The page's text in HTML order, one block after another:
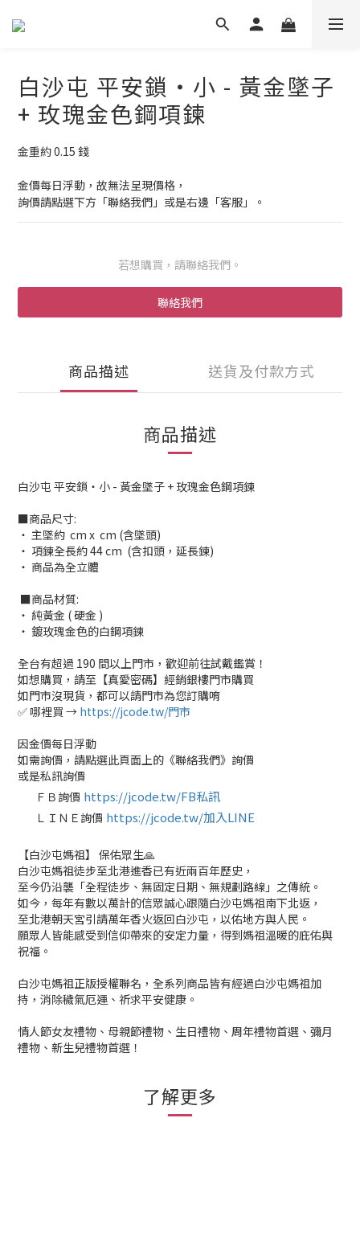
白沙屯 平安鎖・小 - 黃金墜子
+ 玫瑰金色鋼項鍊
金重約 0.15 錢
金價每日浮動，故無法呈現價格，
詢價請點選下方「聯絡我們」或是右邊「客服」。
若想購買，請聯絡我們。
聯絡我們
商品描述 送貨及付款方式
商品描述
白沙屯 平安鎖・小 - 黃金墜子 + 玫瑰金色鋼項鍊
■商品尺寸:
‧ 主墜約 cm x cm (含墜頭)
‧ 項鍊全長約 44 cm (含扣頭，延長鍊)
‧ 商品為全立體
■商品材質:
‧ 純黃金 ( 硬金 )
‧ 鍍玫瑰金色的白鋼項鍊
全台有超過 190 間以上門市，歡迎前往試戴鑑賞！
如想購買，請至【真愛密碼】經銷銀樓門市購買
如門市沒現貨，都可以請門市為您訂購唷
✅ 哪裡買 → https://jcode.tw/門市
因金價每日浮動
如需詢價，請點選此頁面上的《聯絡我們》詢價
或是私訊詢價
ＦＢ詢價 https://jcode.tw/FB私訊
ＬＩＮＥ詢價 https://jcode.tw/加入LINE
【白沙屯媽祖】 保佑眾生🙏
白沙屯媽祖徒步至北港進香已有近兩百年歷史，
至今仍沿襲「全程徒步、無固定日期、無規劃路線」之傳統。
如今，每年有數以萬計的信眾誠心跟隨白沙屯媽祖南下北返，
至北港朝天宮引請萬年香火返回白沙屯，以佑地方與人民。
願眾人皆能感受到信仰帶來的安定力量，得到媽祖溫暖的庇佑與
祝福。
白沙屯媽祖正版授權聯名，全系列商品皆有經過白沙屯媽祖加
持，消除穢氣厄運、祈求平安健康。
情人節女友禮物、母親節禮物、生日禮物、周年禮物首選、彌月
禮物、新生兒禮物首選！
了解更多